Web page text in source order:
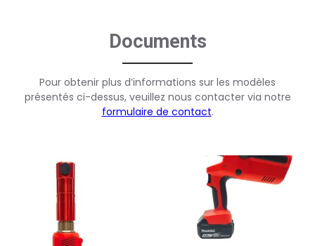
Documents
Pour obtenir plus d’informations sur les modèles
présentés ci-dessus, veuillez nous contacter via notre
formulaire de contact.